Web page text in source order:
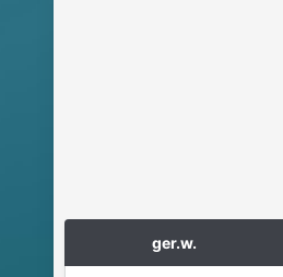
ger.w.